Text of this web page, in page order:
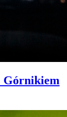
Górnikiem